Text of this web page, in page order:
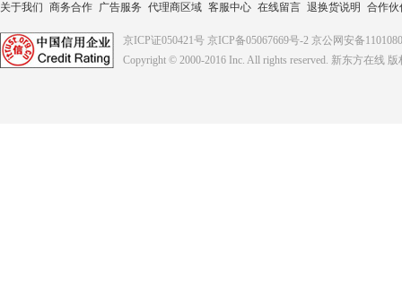
关于我们 商务合作 广告服务 代理商区域 客服中心 在线留言 退换货说明 合作伙
京ICP证050421号 京ICP备05067669号-2 京公网安备
Copyright © 2000-2016 Inc. All rights reserved. 新东方在线